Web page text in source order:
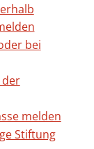
bei
melden
Stiftung